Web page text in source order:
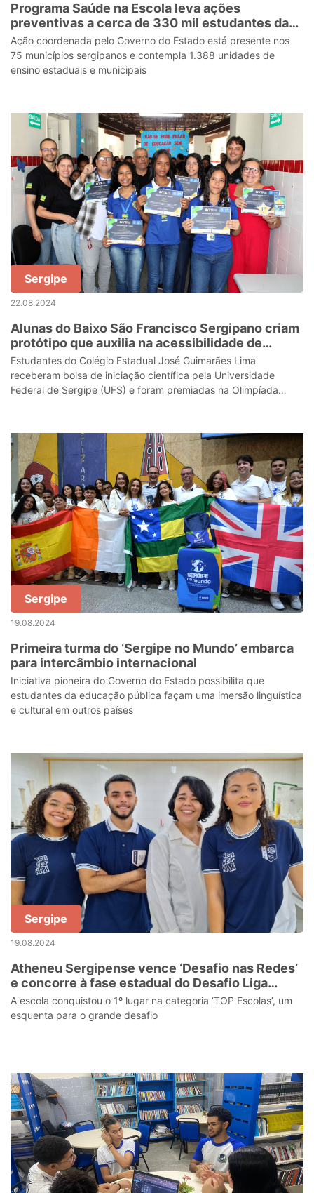
Programa Saúde na Escola leva ações
preventivas a cerca de 330 mil estudantes da
rede pública em Sergipe
Ação coordenada pelo Governo do Estado está presente nos
75 municípios sergipanos e contempla 1.388 unidades de
ensino estaduais e municipais
Sergipe
22.08.2024
Alunas do Baixo São Francisco Sergipano criam
protótipo que auxilia na acessibilidade de
pessoas com deficiência visual
Estudantes do Colégio Estadual José Guimarães Lima
receberam bolsa de iniciação científica pela Universidade
Federal de Sergipe (UFS) e foram premiadas na Olimpíada
Sergipe
19.08.2024
Primeira turma do ‘Sergipe no Mundo’ embarca
para intercâmbio internacional
Iniciativa pioneira do Governo do Estado possibilita que
estudantes da educação pública façam uma imersão linguística
e cultural em outros países
Sergipe
19.08.2024
Atheneu Sergipense vence ‘Desafio nas Redes’
e concorre à fase estadual do Desafio Liga
Jovem do Sebrae
A escola conquistou o 1º lugar na categoria ‘TOP Escolas’, um
esquenta para o grande desafio